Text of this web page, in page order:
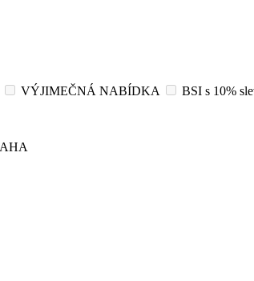
VÝJIMEČNÁ NABÍDKA
BSI s 10%